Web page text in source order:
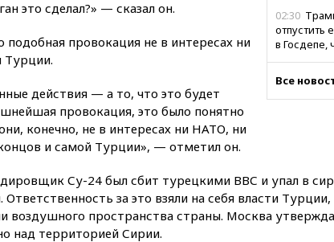
02:30
отпустить
в Госдепе,
01:35
попытке
вчера, 23:35
объяснил
выгоду
Все
это сделал?» — сказал он.
подобная провокация не в интересах ни
Турции.
действия — а то, что это будет
провокация, это было понятно
конечно, не в интересах ни НАТО, ни
и самой Турции», — отметил он.
Су-24 был сбит турецкими ВВС и упал в
Ответственность за это взяли на себя власти
воздушного пространства страны. Москва
над территорией Сирии.